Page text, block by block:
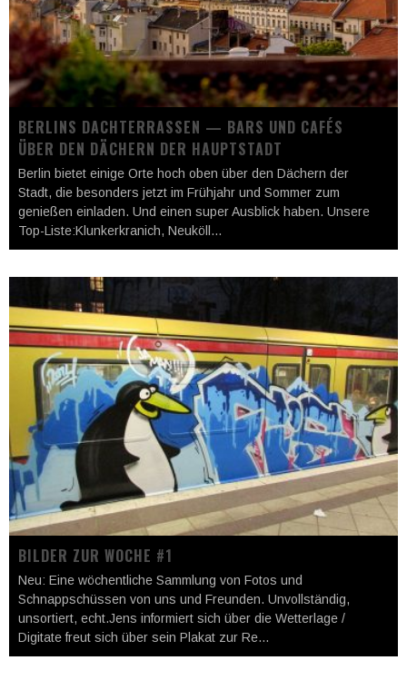
BERLINS DACHTERRASSEN — BARS UND CAFÉS
ÜBER DEN DÄCHERN DER HAUPTSTADT
Berlin bietet einige Orte hoch oben über den Dächern der
Stadt, die besonders jetzt im Frühjahr und Sommer zum
genießen einladen. Und einen super Ausblick haben. Unsere
Top-Liste:Klunkerkranich, Neuköll ...
BILDER ZUR WOCHE #1
Neu: Eine wöchentliche Sammlung von Fotos und
Schnappschüssen von uns und Freunden. Unvollständig,
unsortiert, echt.Jens informiert sich über die Wetterlage /
Digitate freut sich über sein Plakat zur Re...